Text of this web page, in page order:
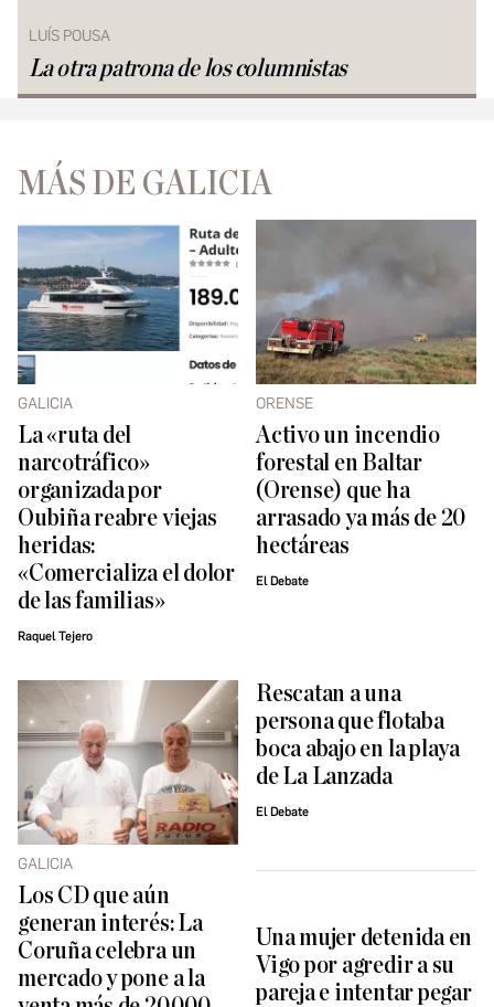
LUÍS POUSA
La otra patrona de los columnistas
MÁS DE GALICIA
GALICIA
La «ruta del
narcotráfico»
organizada por
Oubiña reabre viejas
heridas:
«Comercializa el dolor
de las familias»
Raquel Tejero
ORENSE
Activo un incendio
forestal en Baltar
(Orense) que ha
arrasado ya más de 20
hectáreas
El Debate
GALICIA
Los CD que aún
generan interés: La
Coruña celebra un
mercado y pone a la
Rescatan a una
persona que flotaba
boca abajo en la playa
de La Lanzada
El Debate
Una mujer detenida en
Vigo por agredir a su
pareja e intentar pegar